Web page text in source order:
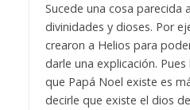
Sucede una cosa parecida
divinidades y dioses. Por
crearon a Helios para
darle una explicación.
que Papá Noel existe es
decirle que existe el dios